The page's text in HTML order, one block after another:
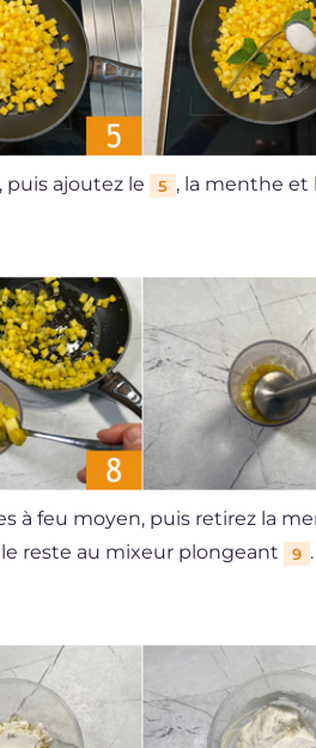
, puis ajoutez le 5 , la menthe et
à feu moyen, puis retirez la
reste au mixeur plongeant 9